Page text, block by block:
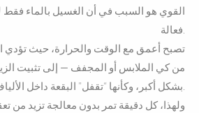
القوي هو السبب في أن الغسيل بالماء فقط
فعالة.
تصبح أعمق مع الوقت والحرارة، حيث تؤدي
من كي الملابس أو المجفف — إلى تثبيت
بشكل أكبر، وكأنها “تقفل” البقعة داخل الألياف.
ولهذا، كل دقيقة تمر بدون معالجة تزيد من